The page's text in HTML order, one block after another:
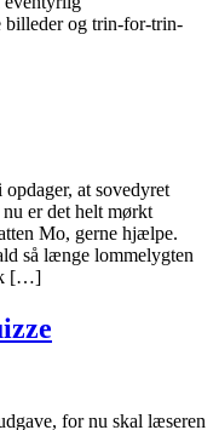
billeder og trin-for-trin-
at sovedyret
er det helt mørkt
Mo, gerne hjælpe.
så længe lommelygten
[…]
for nu skal læseren